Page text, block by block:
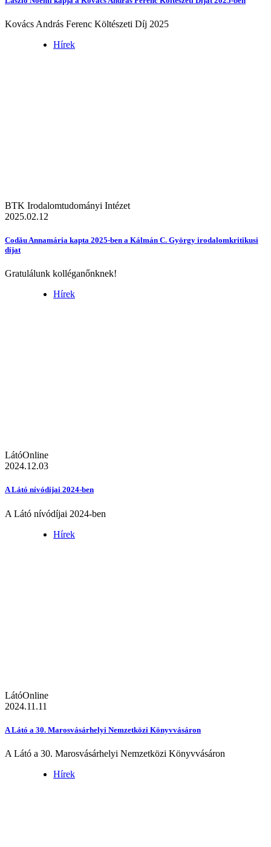
Kovács András Ferenc Költészeti Díj 2025
Hírek
BTK Irodalomtudományi Intézet
2025.02.12
Codău Annamária kapta 2025-ben a Kálmán C. György irodalomkritikusi
díjat
Gratulálunk kolléganőnknek!
Hírek
LátóOnline
2024.12.03
A Látó nívódíjai 2024-ben
A Látó nívódíjai 2024-ben
Hírek
LátóOnline
2024.11.11
A Látó a 30. Marosvásárhelyi Nemzetközi Könyvvásáron
A Látó a 30. Marosvásárhelyi Nemzetközi Könyvvásáron
Hírek